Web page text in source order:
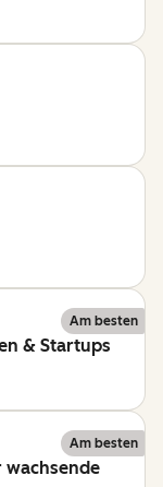
Am besten
& Startups
Am besten